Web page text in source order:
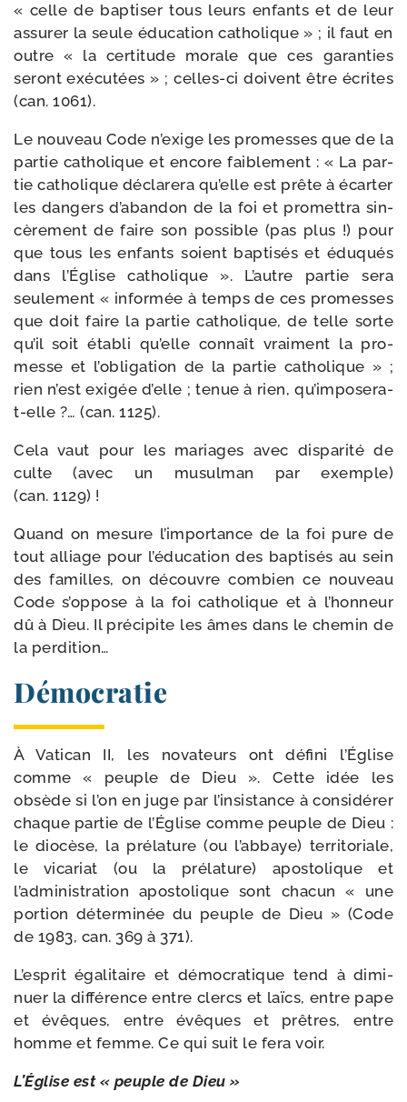
« celle de bap­ti­ser tous leurs enfants et de leur
assu­rer la seule édu­ca­tion catho­lique » ; il faut en
outre « la cer­ti­tude morale que ces garan­ties
seront exé­cu­tées » ; celles-​ci doivent être écrites
(can. 1061).
Le nou­veau Code n’exige les pro­messes que de la
par­tie catho­lique et encore fai­ble­ment : « La par­
tie catho­lique décla­re­ra qu’elle est prête à écar­ter
les dan­gers d’a­ban­don de la foi et pro­met­tra sin­
cè­re­ment de faire son pos­sible (pas plus !) pour
que tous les enfants soient bap­ti­sés et édu­qués
dans l’Église catho­lique ». L’autre par­tie sera
seule­ment « infor­mée à temps de ces pro­messes
que doit faire la par­tie catho­lique, de telle sorte
qu’il soit éta­bli qu’elle connaît vrai­ment la pro­
messe et l’o­bli­ga­tion de la par­tie catho­lique » ;
rien n’est exi­gée d’elle ; tenue à rien, qu’imposera-
t-elle ?… (can. 1125).
Cela vaut pour les mariages avec dis­pa­ri­té de
culte (avec un musul­man par exemple)
(can. 1129) !
Quand on mesure l’importance de la foi pure de
tout alliage pour l’éducation des bap­ti­sés au sein
des familles, on découvre com­bien ce nou­veau
Code s’oppose à la foi catho­lique et à l’honneur
dû à Dieu. Il pré­ci­pite les âmes dans le che­min de
la perdition…
Démocratie
À Vatican II, les nova­teurs ont défi­ni l’Église
comme « peuple de Dieu ». Cette idée les
obsède si l’on en juge par l’insistance à consi­dé­rer
chaque par­tie de l’Église comme peuple de Dieu :
le dio­cèse, la pré­la­ture (ou l’abbaye) ter­ri­to­riale,
le vica­riat (ou la pré­la­ture) apos­to­lique et
l’administration apos­to­lique sont cha­cun « une
por­tion déter­mi­née du peuple de Dieu » (Code
de 1983, can. 369 à 371).
L’esprit éga­li­taire et démo­cra­tique tend à dimi­
nuer la dif­fé­rence entre clercs et laïcs, entre pape
et évêques, entre évêques et prêtres, entre
homme et femme. Ce qui suit le fera voir.
L’Église est « peuple de Dieu »